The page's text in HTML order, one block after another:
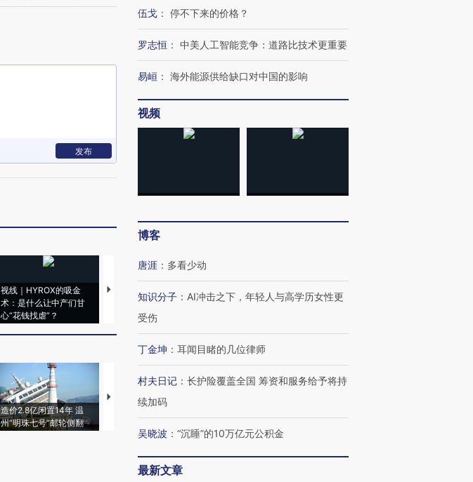
发布
视线｜HYROX的吸金
术：是什么让中产们甘
心“花钱找虐”？
马航飞行员跨国走私7万
粒摇头丸 尿检体内含3种
视线｜被称为“蟑螂”的印
度Z世代 用街头抗争将教
视线｜“入侵”还是“人道危
机”？难民潮撕裂西班牙
造价2.8亿闲置14年 温
州“明珠七号”邮轮侧翻
特朗普出席葬礼疑似打瞌
睡引争议 白宫怒斥批评
伍戈 ： 停不下来的价格？
罗志恒 ： 中美人工智能竞争：道路比技术更重要
易峘 ： 海外能源供给缺口对中国的影响
视频
博客
唐涯 ： 多看少动
知识分子 ： AI冲击之下，年轻人与高学历女性更
受伤
丁金坤 ： 耳闻目睹的几位律师
村夫日记 ： 长护险覆盖全国 筹资和服务给予将持
续加码
吴晓波 ： “沉睡”的10万亿元公积金
最新文章